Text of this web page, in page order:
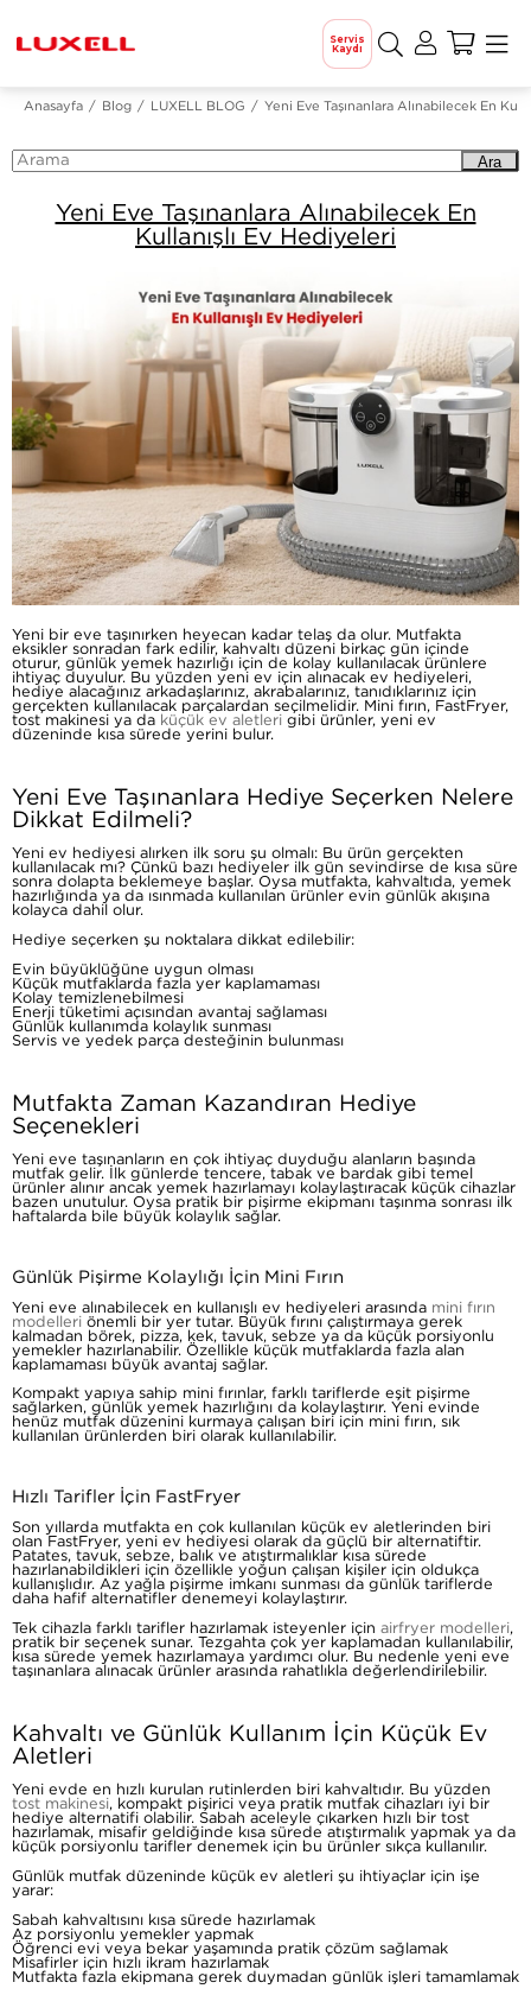
Servis
Kaydı
Anasayfa Blog LUXELL BLOG Yeni Eve Taşınanlara Alınabilecek En
Ara
Yeni Eve Taşınanlara Alınabilecek En
Kullanışlı Ev Hediyeleri
Yeni bir eve taşınırken heyecan kadar telaş da olur. Mutfakta
eksikler sonradan fark edilir, kahvaltı düzeni birkaç gün içinde
oturur, günlük yemek hazırlığı için de kolay kullanılacak ürünlere
ihtiyaç duyulur. Bu yüzden yeni ev için alınacak ev hediyeleri,
hediye alacağınız arkadaşlarınız, akrabalarınız, tanıdıklarınız için
gerçekten kullanılacak parçalardan seçilmelidir. Mini fırın, FastFryer,
tost makinesi ya da küçük ev aletleri gibi ürünler, yeni ev
düzeninde kısa sürede yerini bulur.
Yeni Eve Taşınanlara Hediye Seçerken Nelere
Dikkat Edilmeli?
Yeni ev hediyesi alırken ilk soru şu olmalı: Bu ürün gerçekten
kullanılacak mı? Çünkü bazı hediyeler ilk gün sevindirse de kısa süre
sonra dolapta beklemeye başlar. Oysa mutfakta, kahvaltıda, yemek
hazırlığında ya da ısınmada kullanılan ürünler evin günlük akışına
kolayca dahil olur.
Hediye seçerken şu noktalara dikkat edilebilir:
Evin büyüklüğüne uygun olması
Küçük mutfaklarda fazla yer kaplamaması
Kolay temizlenebilmesi
Enerji tüketimi açısından avantaj sağlaması
Günlük kullanımda kolaylık sunması
Servis ve yedek parça desteğinin bulunması
Mutfakta Zaman Kazandıran Hediye
Seçenekleri
Yeni eve taşınanların en çok ihtiyaç duyduğu alanların başında
mutfak gelir. İlk günlerde tencere, tabak ve bardak gibi temel
ürünler alınır ancak yemek hazırlamayı kolaylaştıracak küçük cihazlar
bazen unutulur. Oysa pratik bir pişirme ekipmanı taşınma sonrası ilk
haftalarda bile büyük kolaylık sağlar.
Günlük Pişirme Kolaylığı İçin Mini Fırın
Yeni eve alınabilecek en kullanışlı ev hediyeleri arasında mini fırın
modelleri önemli bir yer tutar. Büyük fırını çalıştırmaya gerek
kalmadan börek, pizza, kek, tavuk, sebze ya da küçük porsiyonlu
yemekler hazırlanabilir. Özellikle küçük mutfaklarda fazla alan
kaplamaması büyük avantaj sağlar.
Kompakt yapıya sahip mini fırınlar, farklı tariflerde eşit pişirme
sağlarken, günlük yemek hazırlığını da kolaylaştırır. Yeni evinde
henüz mutfak düzenini kurmaya çalışan biri için mini fırın, sık
kullanılan ürünlerden biri olarak kullanılabilir.
Hızlı Tarifler İçin FastFryer
Son yıllarda mutfakta en çok kullanılan küçük ev aletlerinden biri
olan FastFryer, yeni ev hediyesi olarak da güçlü bir alternatiftir.
Patates, tavuk, sebze, balık ve atıştırmalıklar kısa sürede
hazırlanabildikleri için özellikle yoğun çalışan kişiler için oldukça
kullanışlıdır. Az yağla pişirme imkanı sunması da günlük tariflerde
daha hafif alternatifler denemeyi kolaylaştırır.
Tek cihazla farklı tarifler hazırlamak isteyenler için airfryer modelleri,
pratik bir seçenek sunar. Tezgahta çok yer kaplamadan kullanılabilir,
kısa sürede yemek hazırlamaya yardımcı olur. Bu nedenle yeni eve
taşınanlara alınacak ürünler arasında rahatlıkla değerlendirilebilir.
Kahvaltı ve Günlük Kullanım İçin Küçük Ev
Aletleri
Yeni evde en hızlı kurulan rutinlerden biri kahvaltıdır. Bu yüzden
tost makinesi, kompakt pişirici veya pratik mutfak cihazları iyi bir
hediye alternatifi olabilir. Sabah aceleyle çıkarken hızlı bir tost
hazırlamak, misafir geldiğinde kısa sürede atıştırmalık yapmak ya da
küçük porsiyonlu tarifler denemek için bu ürünler sıkça kullanılır.
Günlük mutfak düzeninde küçük ev aletleri şu ihtiyaçlar için işe
yarar:
Sabah kahvaltısını kısa sürede hazırlamak
Az porsiyonlu yemekler yapmak
Öğrenci evi veya bekar yaşamında pratik çözüm sağlamak
Misafirler için hızlı ikram hazırlamak
Mutfakta fazla ekipmana gerek duymadan günlük işleri tamamlamak